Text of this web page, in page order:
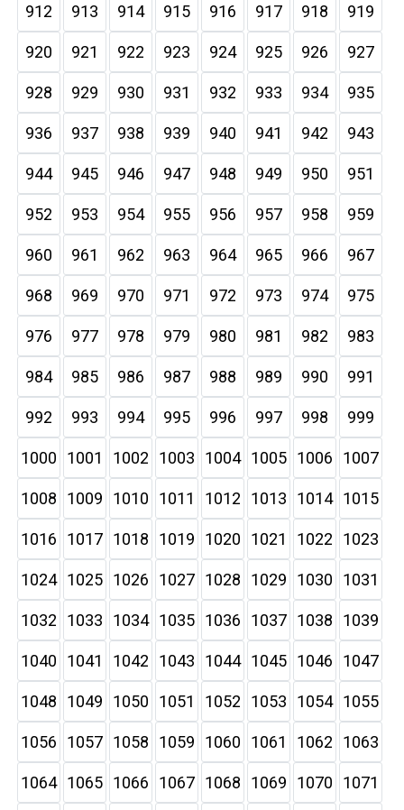
912 913 914 915 916 917 918 919
920 921 922 923 924 925 926 927
928 929 930 931 932 933 934 935
936 937 938 939 940 941 942 943
944 945 946 947 948 949 950 951
952 953 954 955 956 957 958 959
960 961 962 963 964 965 966 967
968 969 970 971 972 973 974 975
976 977 978 979 980 981 982 983
984 985 986 987 988 989 990 991
992 993 994 995 996 997 998 999
1000 1001 1002 1003 1004 1005 1006 1007
1008 1009 1010 1011 1012 1013 1014 1015
1016 1017 1018 1019 1020 1021 1022 1023
1024 1025 1026 1027 1028 1029 1030 1031
1032 1033 1034 1035 1036 1037 1038 1039
1040 1041 1042 1043 1044 1045 1046 1047
1048 1049 1050 1051 1052 1053 1054 1055
1056 1057 1058 1059 1060 1061 1062 1063
1064 1065 1066 1067 1068 1069 1070 1071